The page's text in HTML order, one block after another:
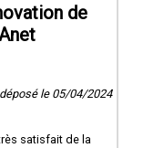
de
le 05/04/2024
satisfait de la